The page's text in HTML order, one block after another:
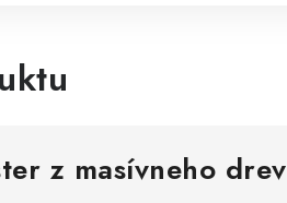
z masívneho